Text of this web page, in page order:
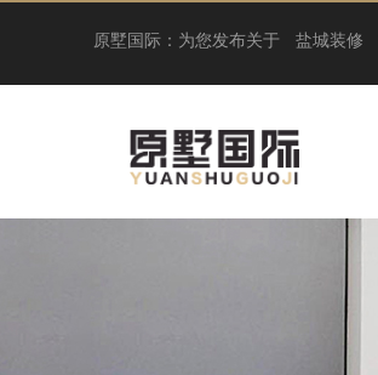
原墅国际：为您发布关于 盐城装修